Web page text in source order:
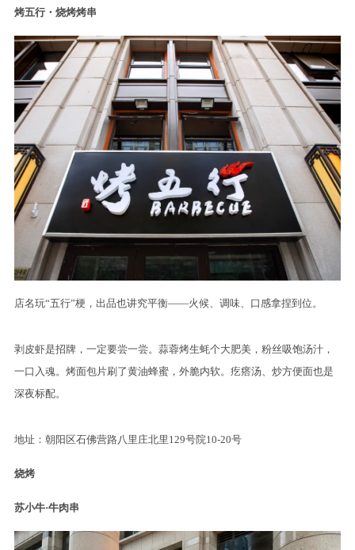
烤五行・烧烤烤串
店名玩“五行”梗，出品也讲究平衡——火候、调味、口感拿捏到位。
剥皮虾是招牌，一定要尝一尝。蒜蓉烤生蚝个大肥美，粉丝吸饱汤汁，
一口入魂。烤面包片刷了黄油蜂蜜，外脆内软。疙瘩汤、炒方便面也是
深夜标配。
地址：朝阳区石佛营路八里庄北里129号院10-20号
烧烤
苏小牛·牛肉串